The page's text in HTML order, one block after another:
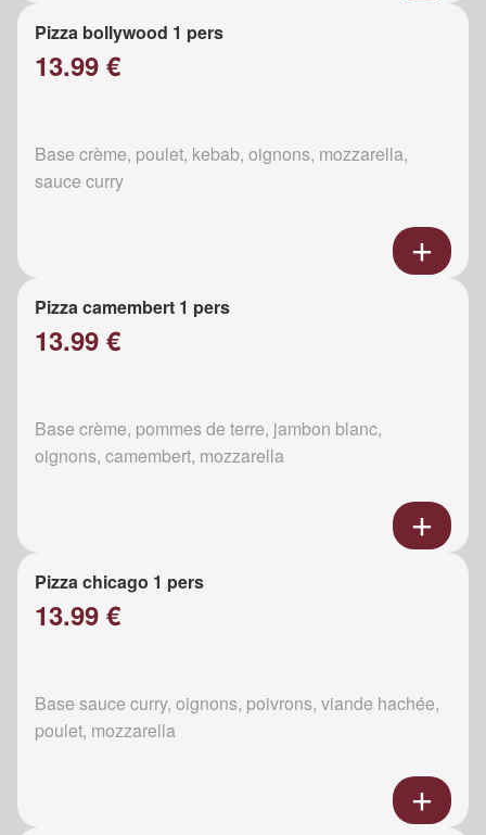
Pizza bollywood 1 pers
13.99 €
Base crème, poulet, kebab, oignons, mozzarella,
sauce curry
Pizza camembert 1 pers
13.99 €
Base crème, pommes de terre, jambon blanc,
oignons, camembert, mozzarella
Pizza chicago 1 pers
13.99 €
Base sauce curry, oignons, poivrons, viande hachée,
poulet, mozzarella